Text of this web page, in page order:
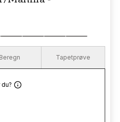
Beregn Tapetprøve